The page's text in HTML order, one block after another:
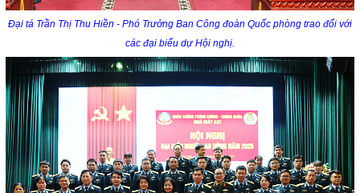
Đại tá Trần Thị Thu Hiền - Phó Trưởng Ban Công đoàn Quốc phòng trao đổi với
các đại biểu dự Hội nghị.